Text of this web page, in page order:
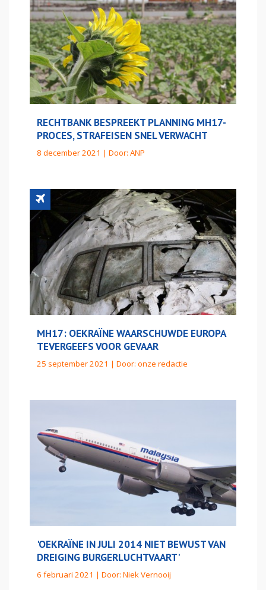
RECHTBANK BESPREEKT PLANNING MH17-
PROCES, STRAFEISEN SNEL VERWACHT
8 december 2021 | Door: ANP
MH17: OEKRAÏNE WAARSCHUWDE EUROPA
TEVERGEEFS VOOR GEVAAR
25 september 2021 | Door: onze redactie
'OEKRAÏNE IN JULI 2014 NIET BEWUST VAN
DREIGING BURGERLUCHTVAART'
6 februari 2021 | Door: Niek Vernooij